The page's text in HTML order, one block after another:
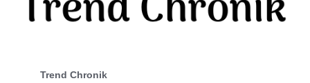
Trend Chronik